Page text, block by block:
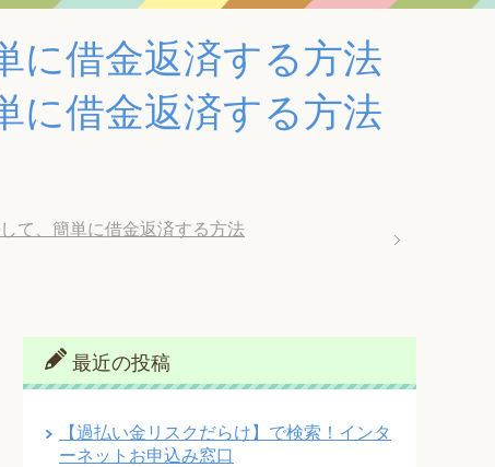
に借金返済する方法
に借金返済する方法
て、簡単に借金返済する方法
最近の投稿
【過払い金リスクだらけ】で検索！インタ
ーネットお申込み窓口